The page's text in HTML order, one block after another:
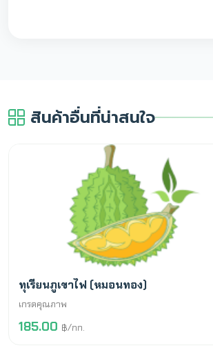
สินค้าอื่นที่น่าสนใจ
สั่งจองล่วงหน้า
ทุเรียนภูเขาไฟ (หมอนทอง)
เกรดคุณภาพ
185.00 ฿/กก.